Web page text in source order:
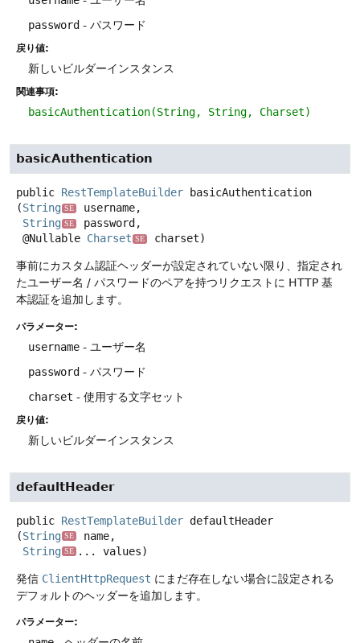
password - パスワード
戻り値:
新しいビルダーインスタンス
関連事項:
basicAuthentication(String, String, Charset)
basicAuthentication
public RestTemplateBuilder
basicAuthentication
(String SE
username,
String SE
password,
@Nullable Charset SE charset)
事前にカスタム認証ヘッダーが設定されていない限り、指定され
たユーザー名 / パスワードのペアを持つリクエストに HTTP 基
本認証を追加します。
パラメーター:
username - ユーザー名
password - パスワード
charset - 使用する文字セット
戻り値:
新しいビルダーインスタンス
defaultHeader
public RestTemplateBuilder defaultHeader
(String SE
name,
String SE ... values)
発信 ClientHttpRequest にまだ存在しない場合に設定される
デフォルトのヘッダーを追加します。
パラメーター: